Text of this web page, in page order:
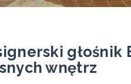
głośnik
wnętrz